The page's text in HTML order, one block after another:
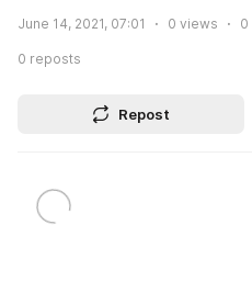
June 14, 2021, 07:01 0 views 0
0 reposts
Repost